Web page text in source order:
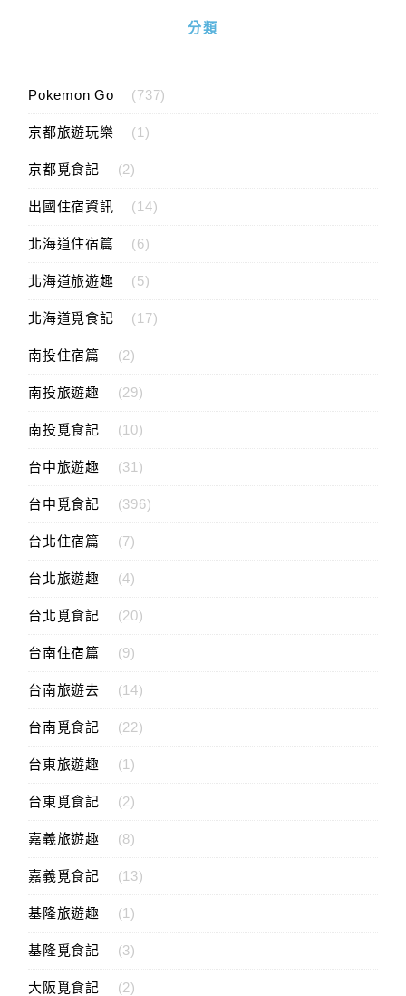
分類
Pokemon Go (737)
京都旅遊玩樂 (1)
京都覓食記 (2)
出國住宿資訊 (14)
北海道住宿篇 (6)
北海道旅遊趣 (5)
北海道覓食記 (17)
南投住宿篇 (2)
南投旅遊趣 (29)
南投覓食記 (10)
台中旅遊趣 (31)
台中覓食記 (396)
台北住宿篇 (7)
台北旅遊趣 (4)
台北覓食記 (20)
台南住宿篇 (9)
台南旅遊去 (14)
台南覓食記 (22)
台東旅遊趣 (1)
台東覓食記 (2)
嘉義旅遊趣 (8)
嘉義覓食記 (13)
基隆旅遊趣 (1)
基隆覓食記 (3)
大阪覓食記 (2)